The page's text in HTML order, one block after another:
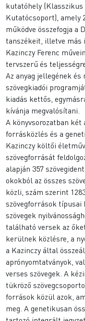
kutatóhely
Kutatócsoport), amely
működve összefogja a
tanszékeit, illetve más
Kazinczy Ferenc
tervszerű és
Az anyag jellegének
szövegkiadói
kiadás kettős,
kívánja megvalósítani.
A könyvsorozatban két
forrásközlés és a
Kazinczy költői
szövegforrását
alapján 357
okokból az összes
közli, szám szerint
szövegforrások típusai
szövegek
található versek az
kerülnek közlésre, a
a Kazinczy által
aprónyomtatványok,
verses szövegek. A
tükröző
források közül azok,
meg. A genetikusan